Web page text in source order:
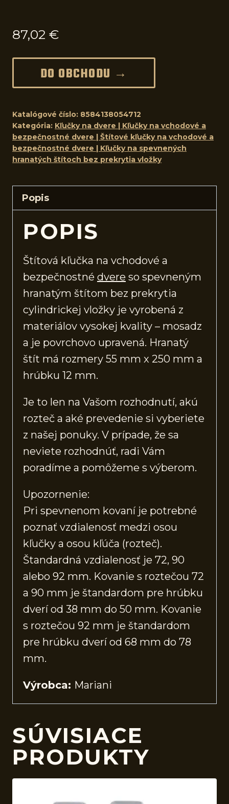
87,02 €
DO OBCHODU →
Katalógové číslo: 8584138054712
Kategória: Kľučky na dvere | Kľučky na vchodové a
bezpečnostné dvere | Štítové kľučky na vchodové a
bezpečnostné dvere | Kľučky na spevnených
hranatých štítoch bez prekrytia vložky
Popis
POPIS
Štítová kľučka na vchodové a
bezpečnostné dvere so spevneným
hranatým štítom bez prekrytia
cylindrickej vložky je vyrobená z
materiálov vysokej kvality – mosadz
a je povrchovo upravená. Hranatý
štít má rozmery 55 mm x 250 mm a
hrúbku 12 mm.
Je to len na Vašom rozhodnutí, akú
rozteč a aké prevedenie si vyberiete
z našej ponuky. V prípade, že sa
neviete rozhodnúť, radi Vám
poradíme a pomôžeme s výberom.
Upozornenie:
Pri spevnenom kovaní je potrebné
poznať vzdialenosť medzi osou
kľučky a osou kľúča (rozteč).
Štandardná vzdialenosť je 72, 90
alebo 92 mm. Kovanie s roztečou 72
a 90 mm je štandardom pre hrúbku
dverí od 38 mm do 50 mm. Kovanie
s roztečou 92 mm je štandardom
pre hrúbku dverí od 68 mm do 78
mm.
Výrobca: Mariani
SÚVISIACE
PRODUKTY